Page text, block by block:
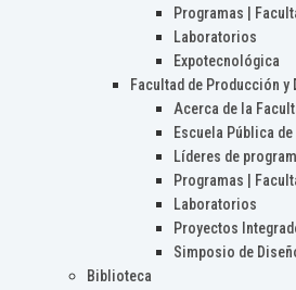
Programas |
Laboratorios
Expotecnológica
Facultad de Producción y
Acerca de la
Escuela Pública
Líderes de
Programas |
Laboratorios
Proyectos
Simposio de
Biblioteca